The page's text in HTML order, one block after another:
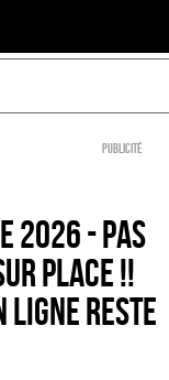
Publicité
2026 - Pas
place !!
ligne reste